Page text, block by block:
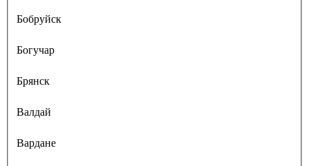
Бобруйск
Богучар
Брянск
Валдай
Вардане